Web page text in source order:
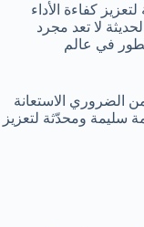
كفاءة الأداء
لا تعد مجرد
في عالم
الضروري الاستعانة
سليمة ومحدّثة لتعزيز